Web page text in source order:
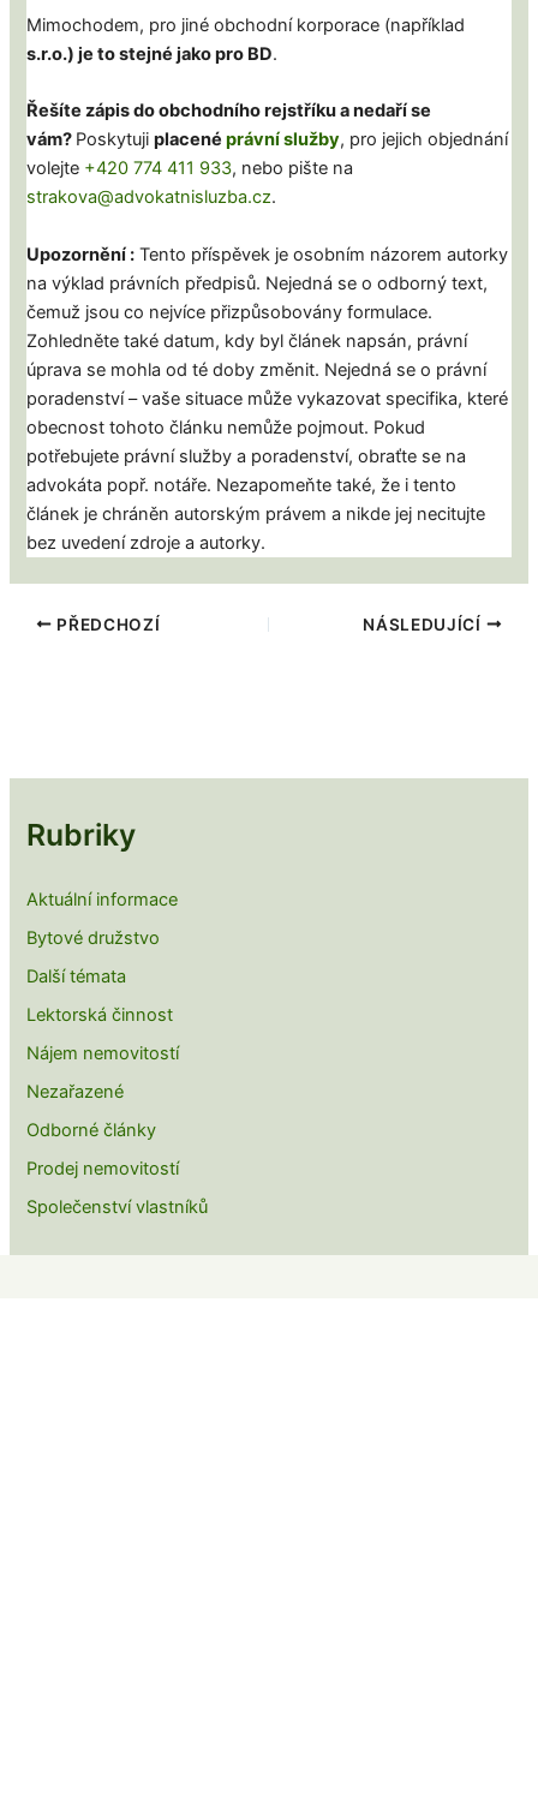
Mimochodem, pro jiné obchodní korporace (například
s.r.o.) je to stejné jako pro BD.
Řešíte zápis do obchodního rejstříku a nedaří se
vám? Poskytujiplacenéprávní služby, pro jejich objednání
volejte +420 774 411 933, nebo pište na
strakova@advokatnisluzba.cz.
Upozornění : Tento příspěvek je osobním názorem autorky
na výklad právních předpisů. Nejedná se o odborný text,
čemuž jsou co nejvíce přizpůsobovány formulace.
Zohledněte také datum, kdy byl článek napsán, právní
úprava se mohla od té doby změnit. Nejedná se o právní
poradenství – vaše situace může vykazovat specifika, které
obecnost tohoto článku nemůže pojmout. Pokud
potřebujete právní služby a poradenství, obraťte se na
advokáta popř. notáře. Nezapomeňte také, že i tento
článek je chráněn autorským právem a nikde jej necitujte
bez uvedení zdroje a autorky.
PŘEDCHOZÍ NÁSLEDUJÍCÍ
Rubriky
Aktuální informace
Bytové družstvo
Další témata
Lektorská činnost
Nájem nemovitostí
Nezařazené
Odborné články
Prodej nemovitostí
Společenství vlastníků